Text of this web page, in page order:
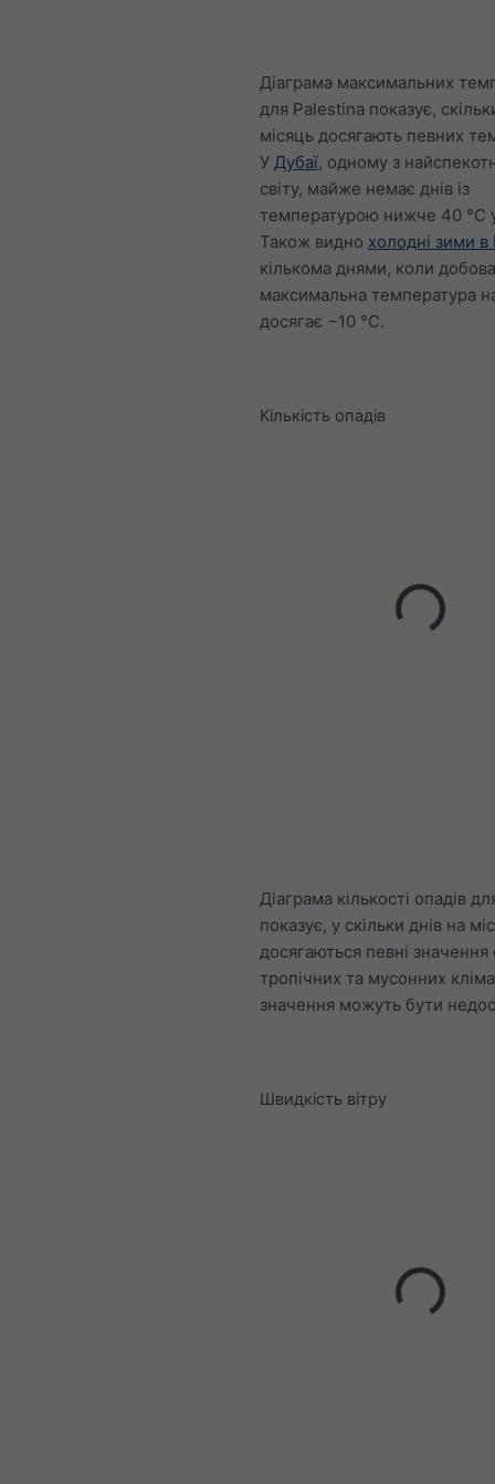
Діаграма максимальних
для Palestina показує,
місяць досягають певних
У Дубаї, одному з
світу, майже немає днів із
температурою нижче 40 °C
Також видно холодні зими в
кількома днями, коли добова
максимальна температура
досягає −10 °C.
Кількість опадів
Діаграма кількості опадів
показує, у скільки днів на
досягаються певні значення
тропічних та мусонних
значення можуть бути
Швидкість вітру